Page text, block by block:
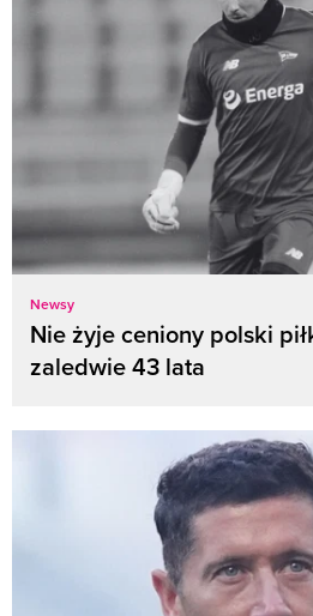
Newsy
Nie żyje ceniony polski
zaledwie 43 lata